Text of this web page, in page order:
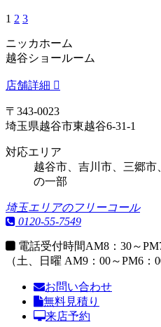
1 2 3
ニッカホーム
越谷ショールーム
店舗詳細
〒343-0023
埼玉県越谷市東越谷6-31-1
対応エリア
越谷市、吉川市、三郷
の一部
埼玉エリアのフリーコール
0120-55-7549
電話受付時間AM8：30～
（土、日曜 AM9：00～PM6：
お問い合わせ
無料見積り
来店予約